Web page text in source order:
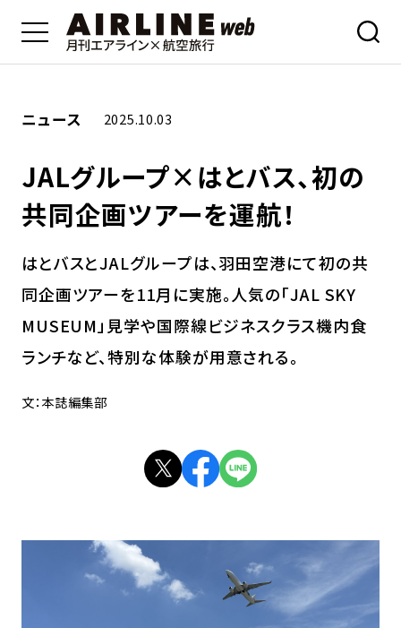
ニュース 2025.10.03
JALグループ×はとバス、初の
共同企画ツアーを運航！
はとバスとJALグループは、羽田空港にて初の共
同企画ツアーを11月に実施。人気の「JAL SKY
MUSEUM」見学や国際線ビジネスクラス機内食
ランチなど、特別な体験が用意される。
文：本誌編集部